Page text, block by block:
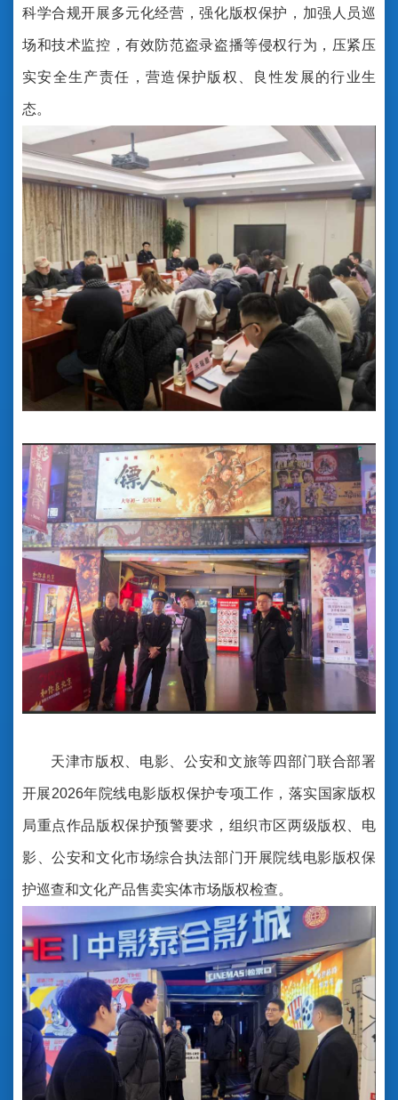
科学合规开展多元化经营，强化版权保护，加强人员巡
场和技术监控，有效防范盗录盗播等侵权行为，压紧压
实安全生产责任，营造保护版权、良性发展的行业生
态。
天津市版权、电影、公安和文旅等四部门联合部署
开展2026年院线电影版权保护专项工作，落实国家版权
局重点作品版权保护预警要求，组织市区两级版权、电
影、公安和文化市场综合执法部门开展院线电影版权保
护巡查和文化产品售卖实体市场版权检查。